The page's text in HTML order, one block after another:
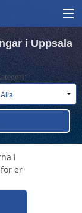
i Uppsala
i
er